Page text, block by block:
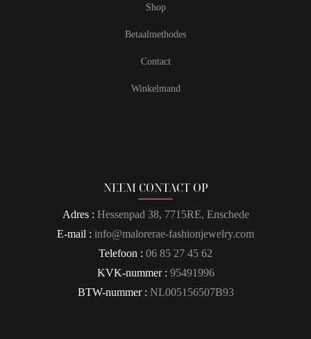
Shop
Betaalmethodes
Contact
Winkelmand
NEEM CONTACT OP
Adres : Hessenpad 38, 7715RE, Enschede
E-mail : info@malorerae-fashionjewelry.com
Telefoon : 06 85 27 45 62
KVK-nummer : 95491996
BTW-nummer : NL005156507B93